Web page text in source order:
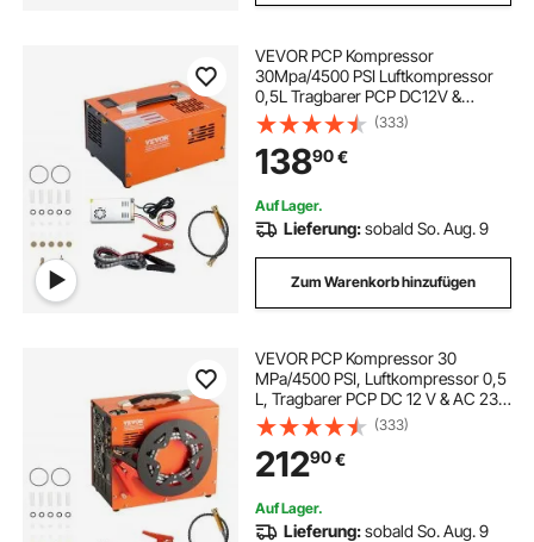
VEVOR PCP Kompressor
30Mpa/4500 PSI Luftkompressor
0,5L Tragbarer PCP DC12V &
AC115V Kompressor 25min
Einschaltdauer Luftpump
Hochleistungskonverter
Hochdruckpumpe Airgun Gewehr
(333)
13890€
Auf Lager.
Lieferung:sobald So. Aug. 9
Zum Warenkorb hinzufügen
VEVOR PCP Kompressor 30
MPa/4500 PSI, Luftkompressor 0,5
L, Tragbarer PCP DC 12 V & AC 230
V Kompressor, 25min
Einschaltdauer Luftpump, 600-W-
Hochleistungskonverter
Hochdruckpumpe Airgun Gewehr
(333)
21290€
Auf Lager.
Lieferung:sobald So. Aug. 9